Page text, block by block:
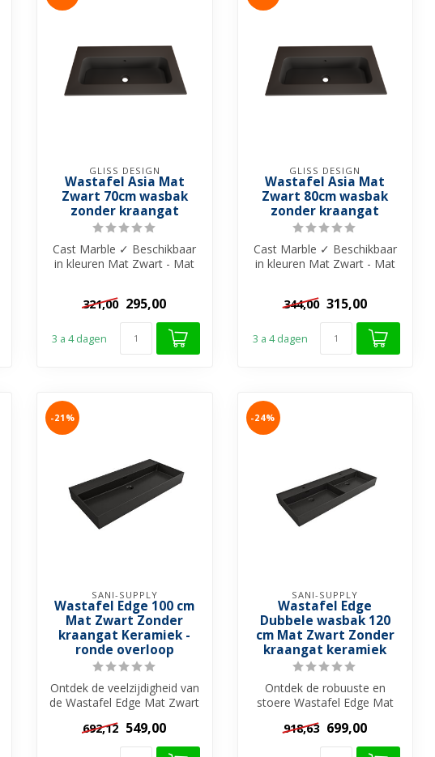
GLISS DESIGN
Wastafel Asia Mat
Zwart 70cm wasbak
zonder kraangat
Cast Marble ✓ Beschikbaar
in kleuren Mat Zwart - Mat
321,00 295,00
3 a 4 dagen
GLISS DESIGN
Wastafel Asia Mat
Zwart 80cm wasbak
zonder kraangat
Cast Marble ✓ Beschikbaar
in kleuren Mat Zwart - Mat
344,00 315,00
3 a 4 dagen
-21%
SANI-SUPPLY
Wastafel Edge 100 cm
Mat Zwart Zonder
kraangat Keramiek -
ronde overloop
Ontdek de veelzijdigheid van
de Wastafel Edge Mat Zwart
692,12 549,00
-24%
SANI-SUPPLY
Wastafel Edge
Dubbele wasbak 120
cm Mat Zwart Zonder
kraangat keramiek
Ontdek de robuuste en
stoere Wastafel Edge Mat
Beschikbaa...
918,63 699,00